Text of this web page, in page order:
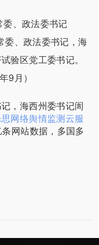
、政法委书记
、政法委书记，海
验区党工委书记。
月）
，海西州委书记訚
思网络舆情监测云服
网站数据，多国多